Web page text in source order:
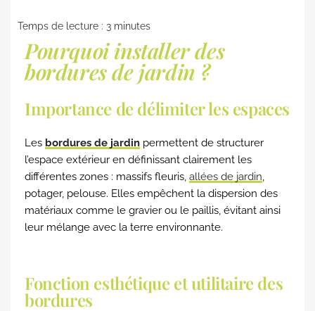
Temps de lecture : 3 minutes
Pourquoi installer des
bordures de jardin ?
Importance de délimiter les espaces
Les bordures de jardin permettent de structurer
l’espace extérieur en définissant clairement les
différentes zones : massifs fleuris, allées de jardin,
potager, pelouse. Elles empêchent la dispersion des
matériaux comme le gravier ou le paillis, évitant ainsi
leur mélange avec la terre environnante.
Fonction esthétique et utilitaire des
bordures